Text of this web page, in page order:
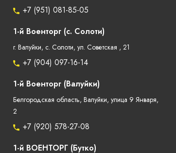
+7 (951) 081-85-05
1-й Военторг (с. Солоти)
г. Валуйки, с. Солоти, ул. Советская , 21
+7 (904) 097-16-14
1-й Военторг (Валуйки)
Белгородская область, Валуйки, улица 9 Января,
2
+7 (920) 578-27-08
1-й ВОЕНТОРГ (Бутко)